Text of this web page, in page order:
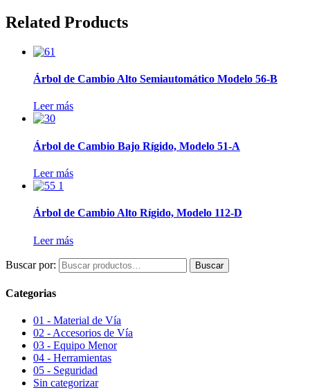
Related Products
Árbol de Cambio Alto Semiautomático Modelo 56-B
Leer más
Árbol de Cambio Bajo Rígido, Modelo 51-A
Leer más
Árbol de Cambio Alto Rígido, Modelo 112-D
Leer más
Buscar por: Buscar
Categorias
01 - Material de Vía
02 - Accesorios de Vía
03 - Equipo Menor
04 - Herramientas
05 - Seguridad
Sin categorizar